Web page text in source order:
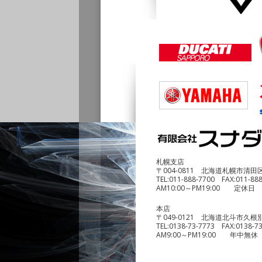
¥1,140,000
¥690,000
札幌支店
〒004-0811 北海道札幌市清田
TEL:011-888-7700 FAX:011-
AM10:00～PM19:00 定休日
本店
〒049-0121 北海道北斗市久根
TEL:0138-73-7773 FAX:0138-
AM9:00～PM19:00 年中無休